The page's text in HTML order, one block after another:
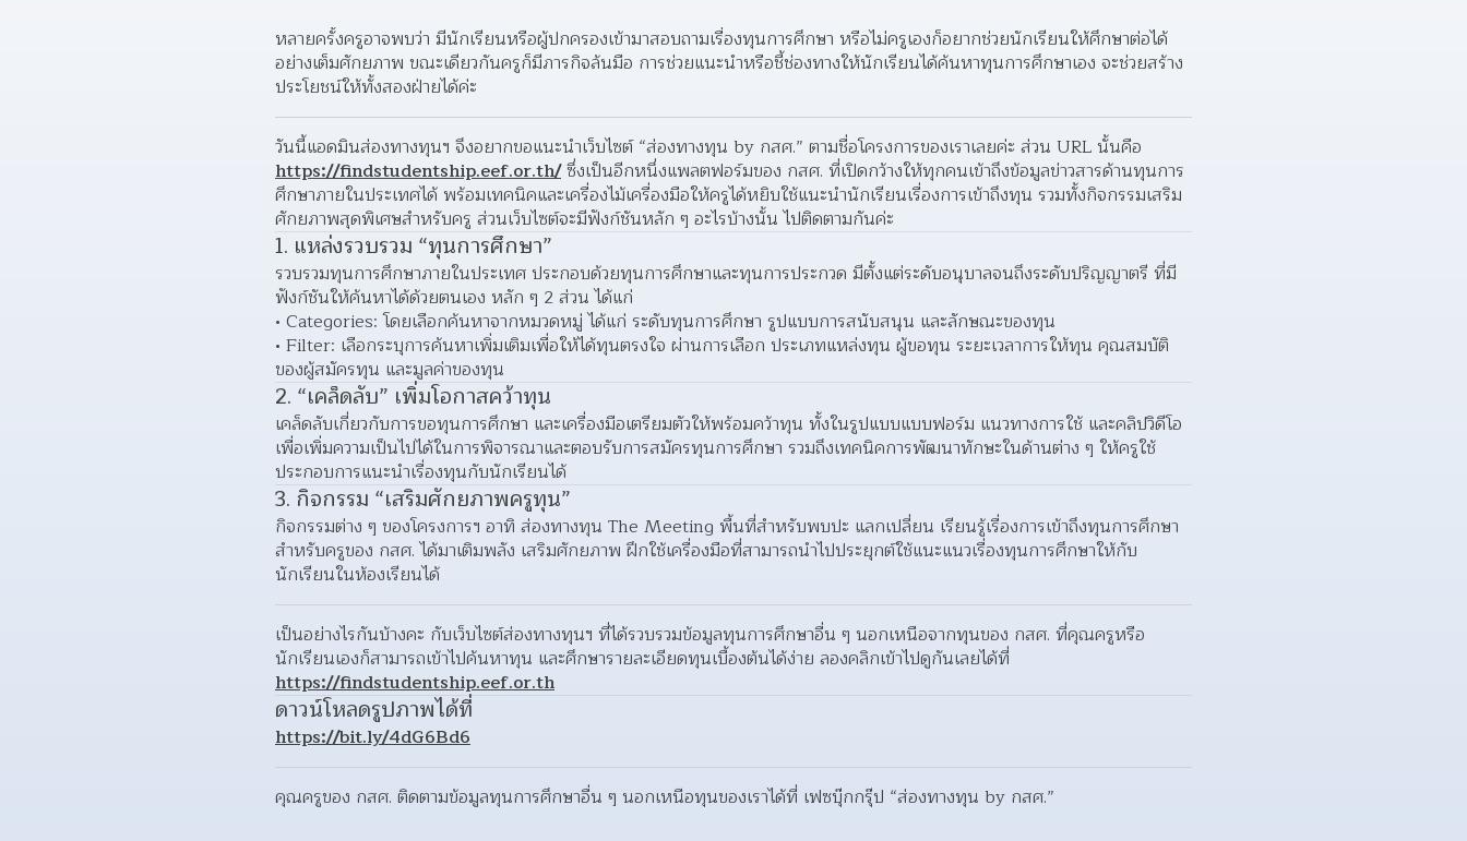
หลายครั้งครูอาจพบว่า มีนักเรียนหรือผู้ปกครองเข้ามาสอบถามเรื่องทุนการศึกษา หรือไม่ครูเองก็อยากช่วยนักเรียนให้ศึกษาต่อได้
อย่างเต็มศักยภาพ ขณะเดียวกันครูก็มีภารกิจล้นมือ การช่วยแนะนำหรือชี้ช่องทางให้นักเรียนได้ค้นหาทุนการศึกษาเอง จะช่วยสร้าง
ประโยชน์ให้ทั้งสองฝ่ายได้ค่ะ
https://findstudentship.eef.or.th/ ซึ่งเป็นอีกหนึ่งแพลตฟอร์มของ กสศ. ที่เปิดกว้างให้ทุกคนเข้าถึงข้อมูลข่าวสารด้านทุนการ
ศึกษาภายในประเทศได้ พร้อมเทคนิคและเครื่องไม้เครื่องมือให้ครูได้หยิบใช้แนะนำนักเรียนเรื่องการเข้าถึงทุน รวมทั้งกิจกรรมเสริม
ศักยภาพสุดพิเศษสำหรับครู ส่วนเว็บไซต์จะมีฟังก์ชันหลัก ๆ อะไรบ้างนั้น ไปติดตามกันค่ะ
1. แหล่งรวบรวม “ทุนการศึกษา”
รวบรวมทุนการศึกษาภายในประเทศ ประกอบด้วยทุนการศึกษาและทุนการประกวด มีตั้งแต่ระดับอนุบาลจนถึงระดับปริญญาตรี ที่มี
ฟังก์ชันให้ค้นหาได้ด้วยตนเอง หลัก ๆ 2 ส่วน ได้แก่
Categories: โดยเลือกค้นหาจากหมวดหมู่ ได้แก่ ระดับทุนการศึกษา รูปแบบการสนับสนุน และลักษณะของทุน
Filter: เลือกระบุการค้นหาเพิ่มเติมเพื่อให้ได้ทุนตรงใจ ผ่านการเลือก ประเภทแหล่งทุน ผู้ขอทุน ระยะเวลาการให้ทุน คุณสมบัติ
ของผู้สมัครทุน และมูลค่าของทุน
2. “เคล็ดลับ” เพิ่มโอกาสคว้าทุน
เคล็ดลับเกี่ยวกับการขอทุนการศึกษา และเครื่องมือเตรียมตัวให้พร้อมคว้าทุน ทั้งในรูปแบบแบบฟอร์ม แนวทางการใช้ และคลิปวิดีโอ
เพื่อเพิ่มความเป็นไปได้ในการพิจารณาและตอบรับการสมัครทุนการศึกษา รวมถึงเทคนิคการพัฒนาทักษะในด้านต่าง ๆ ให้ครูใช้
ประกอบการแนะนำเรื่องทุนกับนักเรียนได้
3. กิจกรรม “เสริมศักยภาพครูทุน”
กิจกรรมต่าง ๆ ของโครงการฯ อาทิ ส่องทางทุน The Meeting พื้นที่สำหรับพบปะ แลกเปลี่ยน เรียนรู้เรื่องการเข้าถึงทุนการศึกษา
สำหรับครูของ กสศ. ได้มาเติมพลัง เสริมศักยภาพ ฝึกใช้เครื่องมือที่สามารถนำไปประยุกต์ใช้แนะแนวเรื่องทุนการศึกษาให้กับ
นักเรียนในห้องเรียนได้
เป็นอย่างไรกันบ้างคะ กับเว็บไซต์ส่องทางทุนฯ ที่ได้รวบรวมข้อมูลทุนการศึกษาอื่น ๆ นอกเหนือจากทุนของ กสศ. ที่คุณครูหรือ
https://findstudentship.eef.or.th
ดาวน์โหลดรูปภาพได้ที่
https://bit.ly/4dG6Bd6
คุณครูของ กสศ. ติดตามข้อมูลทุนการศึกษาอื่น ๆ นอกเหนือทุนของเราได้ที่ เฟซบุ๊กกรุ๊ป “ส่องทางทุน by กสศ.”